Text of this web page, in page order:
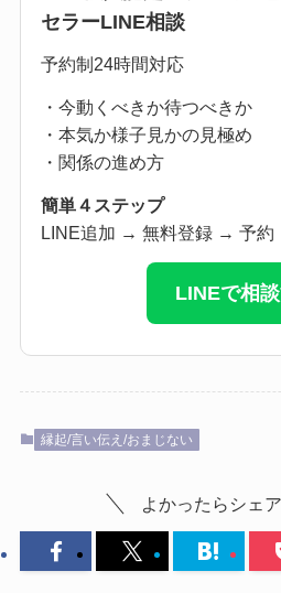
セラーLINE相談
予約制24時間対応
・今動くべきか待つべきか
・本気か様子見かの見極め
・関係の進め方
簡単４ステップ
LINE追加 → 無料登録 → 予約
LINEで相
縁起/言い伝え/おまじない
よかったらシェ